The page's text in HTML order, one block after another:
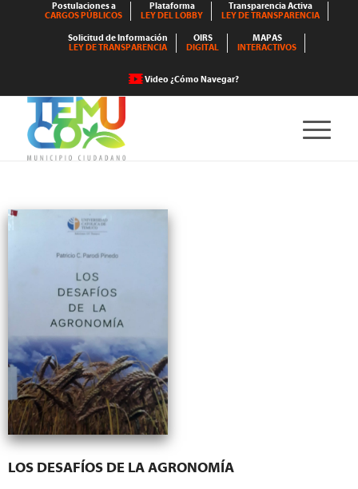
Postulaciones a
CARGOS PÚBLICOS
Plataforma
LEY DEL LOBBY
Transparencia Activa
LEY DE TRANSPARENCIA
Solicitud de Información
LEY DE TRANSPARENCIA
OIRS
DIGITAL
MAPAS
INTERACTIVOS
Video ¿Cómo Navegar?
LOS DESAFÍOS DE LA AGRONOMÍA